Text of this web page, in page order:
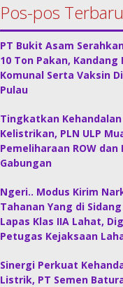
Pos-pos Terbaru
PT Bukit Asam
10 Ton Pakan, Kandang
Komunal Serta Vaksin
Pulau
Tingkatkan
Kelistrikan, PLN ULP
Pemeliharaan ROW dan
Gabungan
Ngeri.. Modus Kirim
Tahanan Yang di
Lapas Klas IIA Lahat,
Petugas Kejaksaan
Sinergi Perkuat
Listrik, PT Semen